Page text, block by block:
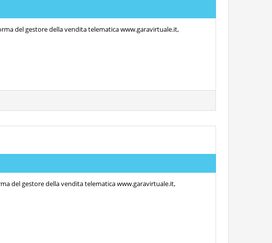
del gestore della vendita telematica www.garavirtuale.it,
del gestore della vendita telematica www.garavirtuale.it,